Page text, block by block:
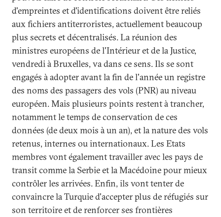
d'empreintes et d'identifications doivent être reliés
aux fichiers antiterroristes, actuellement beaucoup
plus secrets et décentralisés. La réunion des
ministres européens de l'Intérieur et de la Justice,
vendredi à Bruxelles, va dans ce sens. Ils se sont
engagés à adopter avant la fin de l'année un registre
des noms des passagers des vols (PNR) au niveau
européen. Mais plusieurs points restent à trancher,
notamment le temps de conservation de ces
données (de deux mois à un an), et la nature des vols
retenus, internes ou internationaux. Les Etats
membres vont également travailler avec les pays de
transit comme la Serbie et la Macédoine pour mieux
contrôler les arrivées. Enfin, ils vont tenter de
convaincre la Turquie d'accepter plus de réfugiés sur
son territoire et de renforcer ses frontières